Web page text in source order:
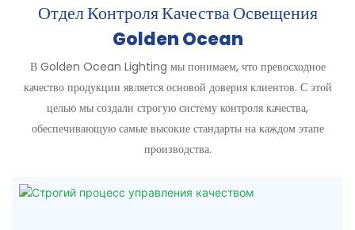
Отдел Контроля Качества Освещения
Golden Ocean
В Golden Ocean Lighting мы понимаем, что превосходное
качество продукции является основой доверия клиентов. С этой
целью мы создали строгую систему контроля качества,
обеспечивающую самые высокие стандарты на каждом этапе
производства.